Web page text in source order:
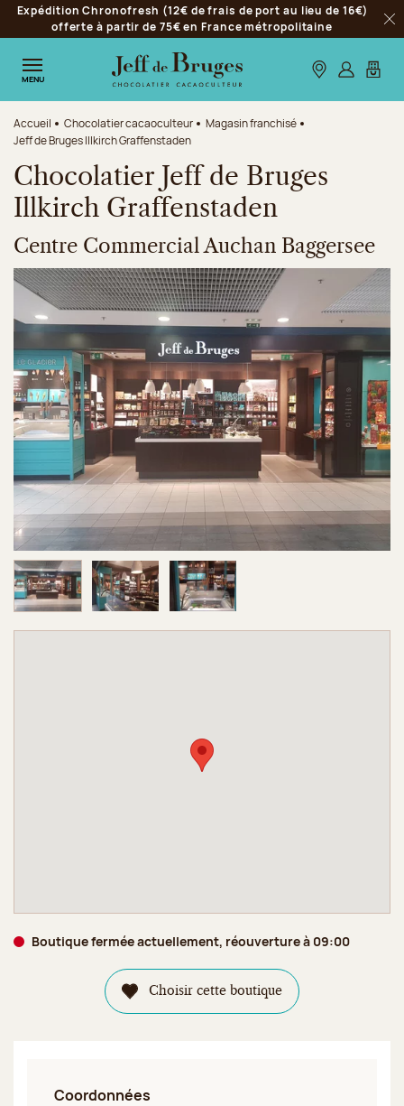
Aller à la navigation
Aller au contenu principal
Aller au pied de page
Expédition Chronofresh (12€ de frais de port au lieu de 16€)
offerte à partir de 75€ en France métropolitaine
MENU Nos boutiques
S’identifier
Mon
Accueil Chocolatier cacaoculteur
Magasin franchisé
Jeff de Bruges Illkirch Graffenstaden
Chocolatier Jeff de Bruges
Illkirch Graffenstaden
Centre Commercial Auchan Baggersee
Image 1 sur 3
Boutique fermée actuellement, réouverture à 09:00
Choisir cette boutique
Coordonnées